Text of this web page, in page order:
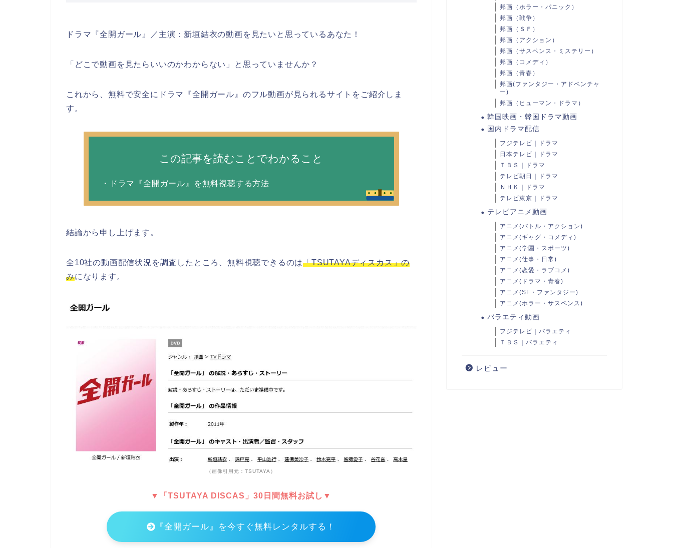
ドラマ『全開ガール』／主演：新垣結衣の動画を見たいと思っているあなた！
「どこで動画を見たらいいのかわからない」と思っていませんか？
これから、無料で安全にドラマ『全開ガール』のフル動画が見られるサイトをご紹介しま
す。
この記事を読むことでわかること
・ドラマ『全開ガール』を無料視聴する方法
結論から申し上げます。
全10社の動画配信状況を調査したところ、無料視聴できるのは「TSUTAYAディスカス」の
みになります。
（画像引用元：TSUTAYA）
▼「TSUTAYA DISCAS」30日間無料お試し▼
『全開ガール』を今すぐ無料レンタルする！
邦画（ホラー・パニック）
邦画（戦争）
邦画（ＳＦ）
邦画（アクション）
邦画（サスペンス・ミステリー）
邦画（コメディ）
邦画（青春）
邦画(ファンタジー・アドベンチャ
ー)
邦画（ヒューマン・ドラマ）
韓国映画・韓国ドラマ動画
国内ドラマ配信
フジテレビ｜ドラマ
日本テレビ｜ドラマ
ＴＢＳ｜ドラマ
テレビ朝日｜ドラマ
ＮＨＫ｜ドラマ
テレビ東京｜ドラマ
テレビアニメ動画
アニメ(バトル・アクション)
アニメ(ギャグ・コメディ)
アニメ(学園・スポーツ)
アニメ(仕事・日常)
アニメ(恋愛・ラブコメ)
アニメ(ドラマ・青春)
アニメ(SF・ファンタジー)
アニメ(ホラー・サスペンス)
バラエティ動画
フジテレビ｜バラエティ
ＴＢＳ｜バラエティ
レビュー